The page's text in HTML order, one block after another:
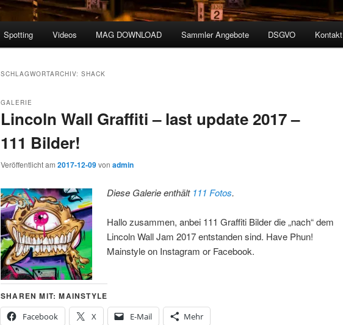
Spotting Videos MAG DOWNLOAD Sammler Angebote DSGVO Kontakt
SCHLAGWORTARCHIV: SHACK
Lincoln Wall Graffiti – last update 2017 –
111 Bilder!
GALERIE
Veröffentlicht am 2017-12-09von admin
Diese Galerie enthält 111 Fotos.
Hallo zusammen, anbei 111 Graffiti Bilder die „nach“ dem
Lincoln Wall Jam 2017 entstanden sind. Have Phun!
Mainstyle on Instagram or Facebook.
SHAREN MIT: MAINSTYLE
Facebook
X E-Mail Mehr